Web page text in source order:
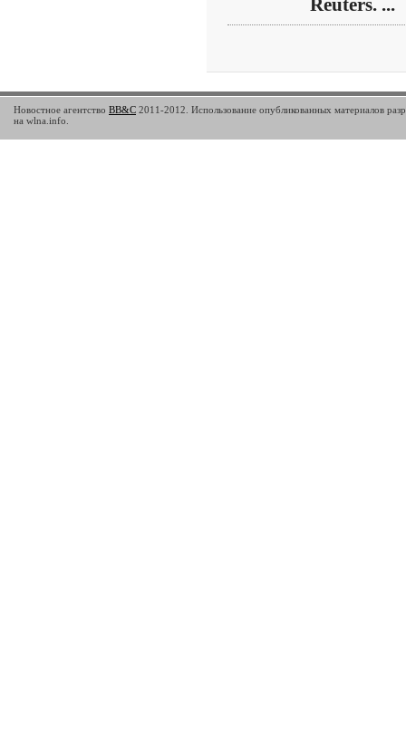
Reuters. ...
Новостное агентство BB&C 2011-2012. Использование опубликованных материалов
на wlna.info.